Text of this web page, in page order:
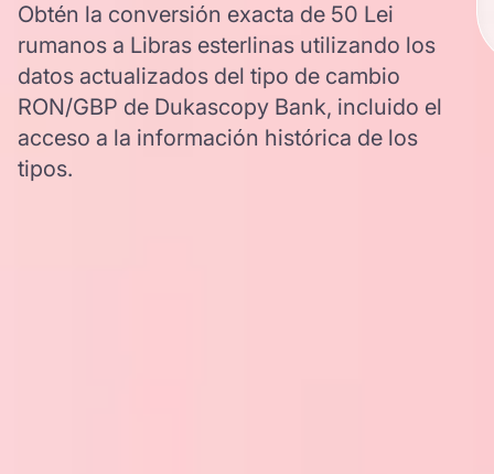
Obtén la conversión exacta de 50 Lei
rumanos a Libras esterlinas utilizando los
datos actualizados del tipo de cambio
RON/GBP de Dukascopy Bank, incluido el
acceso a la información histórica de los
tipos.